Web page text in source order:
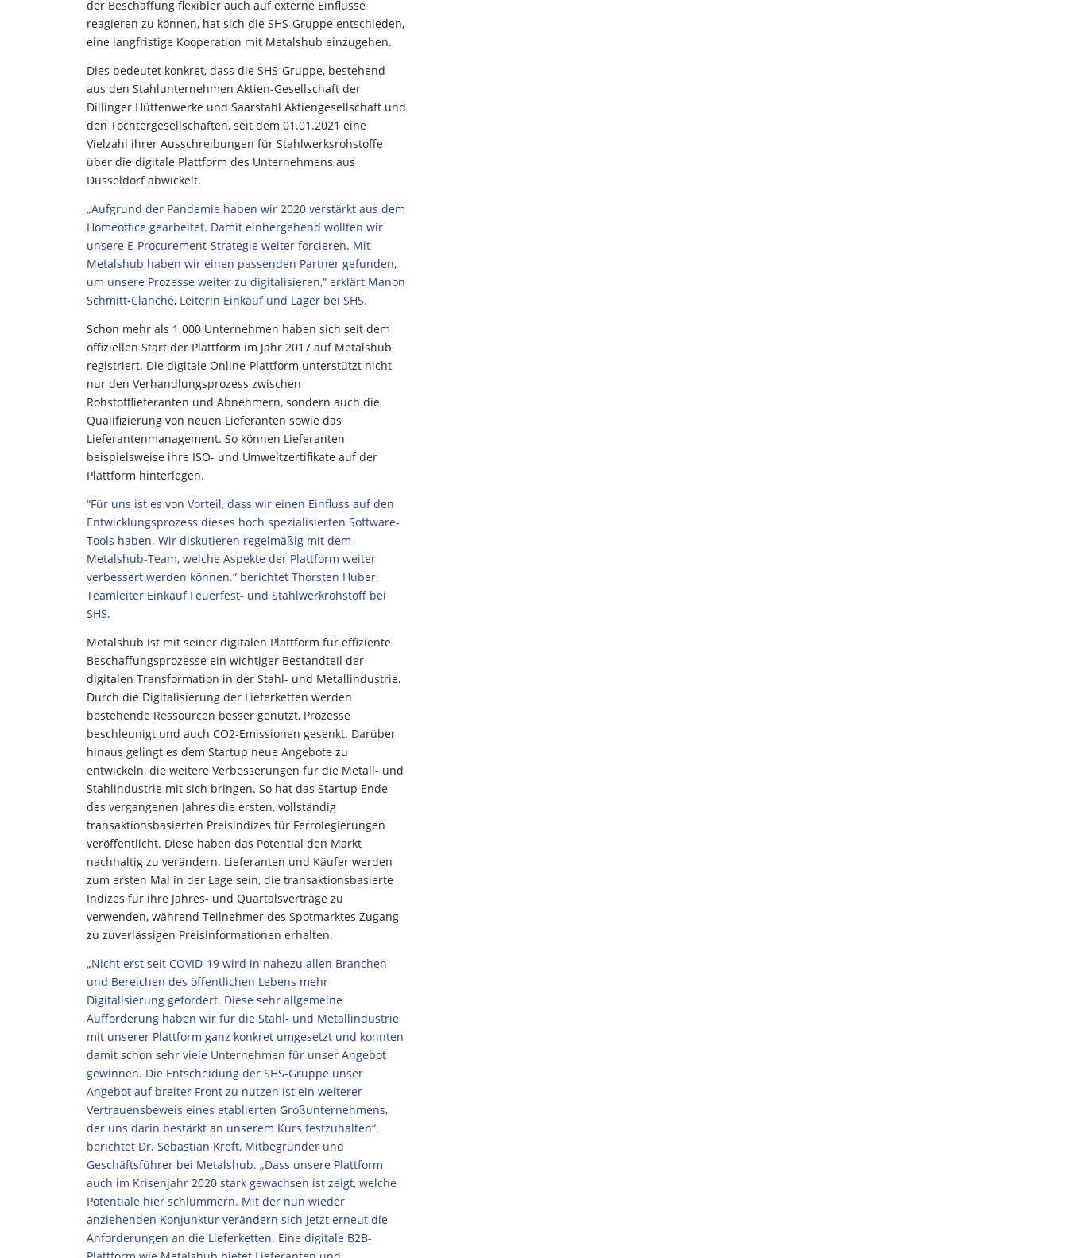
der Beschaffung flexibler auch auf externe Einflüsse
reagieren zu können, hat sich die SHS-Gruppe entschieden,
eine langfristige Kooperation mit Metalshub einzugehen.
Dies bedeutet konkret, dass die SHS-Gruppe, bestehend
aus den Stahlunternehmen Aktien-Gesellschaft der
Dillinger Hüttenwerke und Saarstahl Aktiengesellschaft und
den Tochtergesellschaften, seit dem 01.01.2021 eine
Vielzahl ihrer Ausschreibungen für Stahlwerksrohstoffe
über die digitale Plattform des Unternehmens aus
Düsseldorf abwickelt.
„Aufgrund der Pandemie haben wir 2020 verstärkt aus dem
Homeoffice gearbeitet. Damit einhergehend wollten wir
unsere E-Procurement-Strategie weiter forcieren. Mit
Metalshub haben wir einen passenden Partner gefunden,
um unsere Prozesse weiter zu digitalisieren,“ erklärt Manon
Schmitt-Clanché, Leiterin Einkauf und Lager bei SHS.
Schon mehr als 1.000 Unternehmen haben sich seit dem
offiziellen Start der Plattform im Jahr 2017 auf Metalshub
registriert. Die digitale Online-Plattform unterstützt nicht
nur den Verhandlungsprozess zwischen
Rohstofflieferanten und Abnehmern, sondern auch die
Qualifizierung von neuen Lieferanten sowie das
Lieferantenmanagement. So können Lieferanten
beispielsweise ihre ISO- und Umweltzertifikate auf der
Plattform hinterlegen.
“Für uns ist es von Vorteil, dass wir einen Einfluss auf den
Entwicklungsprozess dieses hoch spezialisierten Software-
Tools haben. Wir diskutieren regelmäßig mit dem
Metalshub-Team, welche Aspekte der Plattform weiter
verbessert werden können.“ berichtet Thorsten Huber,
Teamleiter Einkauf Feuerfest- und Stahlwerkrohstoff bei
SHS.
Metalshub ist mit seiner digitalen Plattform für effiziente
Beschaffungsprozesse ein wichtiger Bestandteil der
digitalen Transformation in der Stahl- und Metallindustrie.
Durch die Digitalisierung der Lieferketten werden
bestehende Ressourcen besser genutzt, Prozesse
beschleunigt und auch CO2-Emissionen gesenkt. Darüber
hinaus gelingt es dem Startup neue Angebote zu
entwickeln, die weitere Verbesserungen für die Metall- und
Stahlindustrie mit sich bringen. So hat das Startup Ende
des vergangenen Jahres die ersten, vollständig
transaktionsbasierten Preisindizes für Ferrolegierungen
veröffentlicht. Diese haben das Potential den Markt
nachhaltig zu verändern. Lieferanten und Käufer werden
zum ersten Mal in der Lage sein, die transaktionsbasierte
Indizes für ihre Jahres- und Quartalsverträge zu
verwenden, während Teilnehmer des Spotmarktes Zugang
zu zuverlässigen Preisinformationen erhalten.
„Nicht erst seit COVID-19 wird in nahezu allen Branchen
und Bereichen des öffentlichen Lebens mehr
Digitalisierung gefordert. Diese sehr allgemeine
Aufforderung haben wir für die Stahl- und Metallindustrie
mit unserer Plattform ganz konkret umgesetzt und konnten
damit schon sehr viele Unternehmen für unser Angebot
gewinnen. Die Entscheidung der SHS-Gruppe unser
Angebot auf breiter Front zu nutzen ist ein weiterer
Vertrauensbeweis eines etablierten Großunternehmens,
der uns darin bestärkt an unserem Kurs festzuhalten“,
berichtet Dr. Sebastian Kreft, Mitbegründer und
Geschäftsführer bei Metalshub. „Dass unsere Plattform
auch im Krisenjahr 2020 stark gewachsen ist zeigt, welche
Potentiale hier schlummern. Mit der nun wieder
anziehenden Konjunktur verändern sich jetzt erneut die
Anforderungen an die Lieferketten. Eine digitale B2B-